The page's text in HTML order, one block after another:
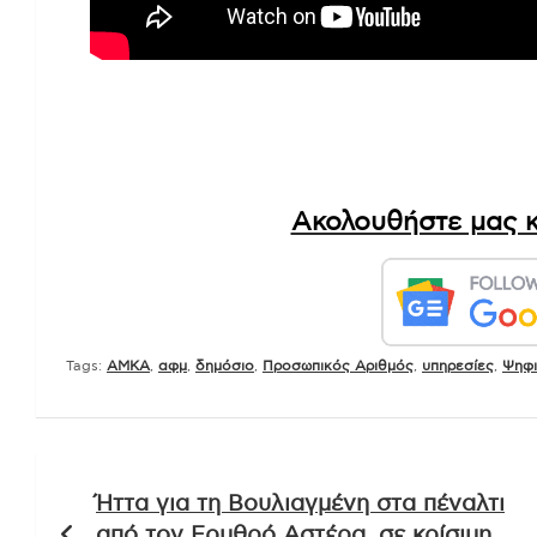
Ακολουθήστε μας
Tags: AMKA αφμ δημόσιο Προσωπικός Αριθμός υπηρεσίες
άρθρων
Ήττα για τη Βουλιαγμένη στα πέναλτι